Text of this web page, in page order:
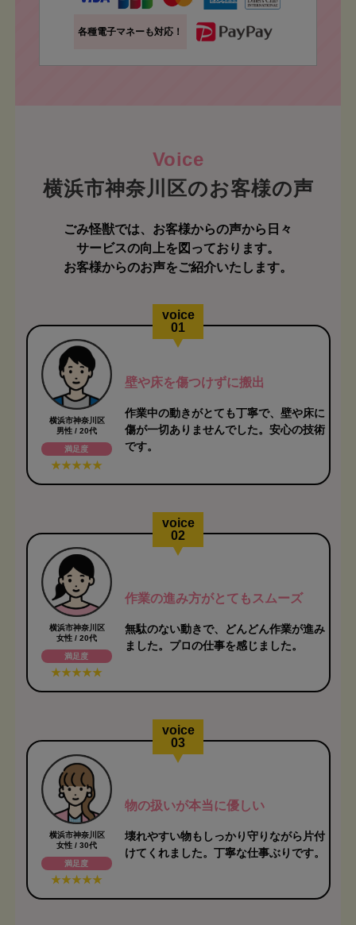
各種電子マネーも対応！
横浜市神奈川区のお客様の声
ごみ怪獣では、お客様からの声から日々
サービスの向上を図っております。
お客様からのお声をご紹介いたします。
voice
01
横浜市神奈川区
男性 / 20代
満足度
壁や床を傷つけずに搬出
作業中の動きがとても丁寧で、壁や床に
傷が一切ありませんでした。安心の技術
です。
voice
02
横浜市神奈川区
女性 / 20代
満足度
作業の進み方がとてもスムーズ
無駄のない動きで、どんどん作業が進み
ました。プロの仕事を感じました。
voice
03
横浜市神奈川区
女性 / 30代
満足度
物の扱いが本当に優しい
壊れやすい物もしっかり守りながら片付
けてくれました。丁寧な仕事ぶりです。